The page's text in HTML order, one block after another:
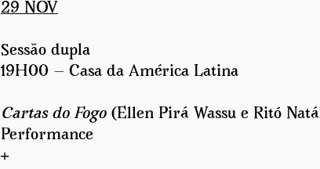
29 NOV
Sessão dupla
19H00 — Casa da América Latina
Cartas do Fogo(Ellen Pirá Wassu e Ritó
Performance
+